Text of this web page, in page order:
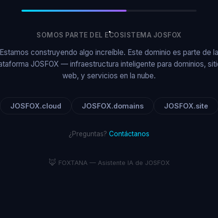
SOMOS PARTE DEL ECOSISTEMA JOSFOX
Estamos construyendo algo increíble. Este dominio es parte de la
JOSFOX — infraestructura inteligente para dominios,
web, y servicios en la nube.
JOSFOX.cloud JOSFOX.domains JOSFOX.site
¿Preguntas? Contáctanos
🦊 FOXTANA — Asistente IA de JOSFOX